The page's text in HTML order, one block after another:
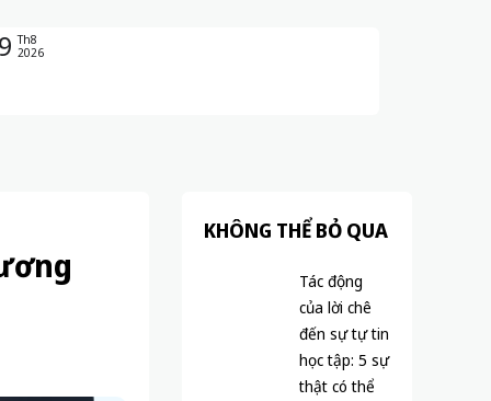
Th8
2026
KHÔNG THỂ BỎ QUA
Tác động
của lời chê
đến sự tự tin
học tập: 5 sự
thật có thể